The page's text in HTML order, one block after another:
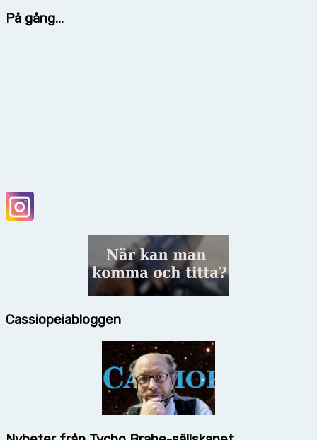
På gång...
Cassiopeiabloggen